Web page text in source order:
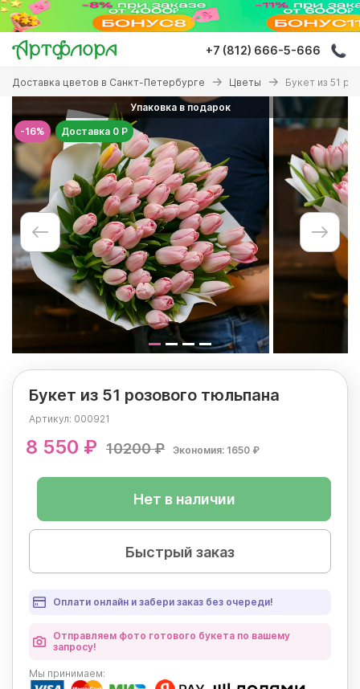
Перейти
основному
содержанию
+7 (812) 666-5-666
Вы
здесь
Доставка цветов в Санкт-Петербурге Цветы Букет из 51
-16%
Упаковка в подарок
Доставка 0 Р
Букет из 51 розового тюльпана
Артикул: 000921
8 550 ₽ 10200 ₽ Экономия: 1650 ₽
Нет в наличии
Быстрый заказ
Оплати онлайн и забери заказ без очереди!
Отправляем фото готового букета по вашему
запросу!
Мы принимаем: